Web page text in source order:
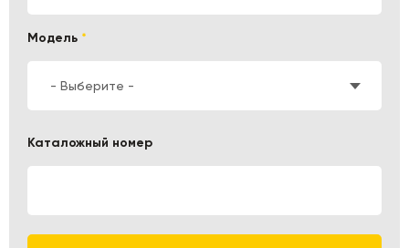
Модель *
- Выберите -
Каталожный номер